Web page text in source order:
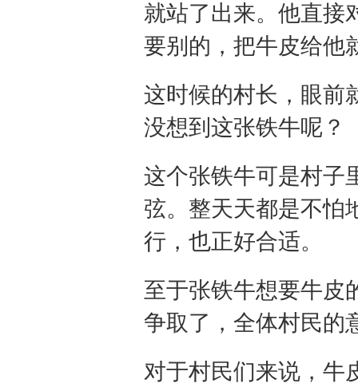
就站了出来。他直接
要别的，把牛皮给他
这时候的村长，眼前
没想到这张铁牛呢？
这个张铁牛可是村子
弦。整天天都是不怕
行，也正好合适。
至于张铁牛想要牛皮
争取了，全体村民的
对于村民们来说，牛